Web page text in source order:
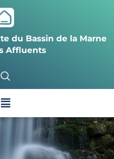
du Bassin de la Marne
Affluents